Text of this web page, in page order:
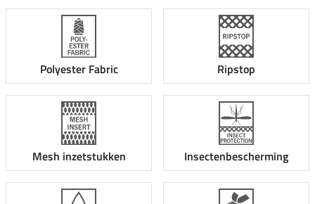
Polyester Fabric Ripstop
Mesh inzetstukken Insectenbescherming